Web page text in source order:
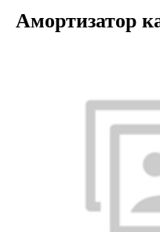
Амортизатор